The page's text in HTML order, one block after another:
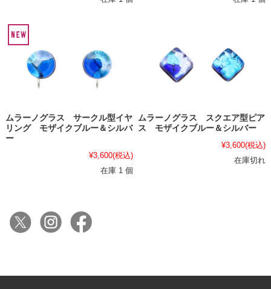
ムラーノグラス サークル型イヤ
リング モザイクブルー＆シルバ
ー
¥3,600(税込)
在庫 1 個
ムラーノグラス スクエア型ピア
ス モザイクブルー＆シルバー
¥3,600(税込)
在庫切れ